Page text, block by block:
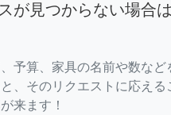
が見つからない場合
予算、家具の名前や数など
、そのリクエストに応える
来ます！